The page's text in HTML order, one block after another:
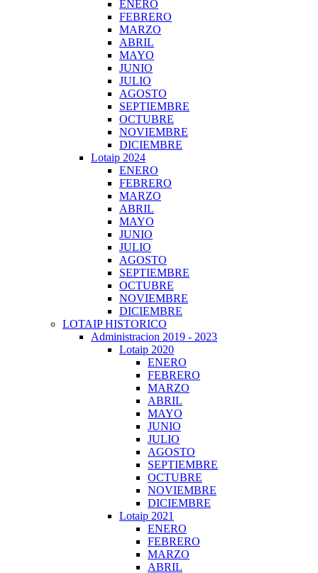
ENERO
FEBRERO
MARZO
ABRIL
MAYO
JUNIO
JULIO
AGOSTO
SEPTIEMBRE
OCTUBRE
NOVIEMBRE
DICIEMBRE
Lotaip 2024
ENERO
FEBRERO
MARZO
ABRIL
MAYO
JUNIO
JULIO
AGOSTO
SEPTIEMBRE
OCTUBRE
NOVIEMBRE
DICIEMBRE
LOTAIP HISTORICO
Administracion 2019 - 2023
Lotaip 2020
ENERO
FEBRERO
MARZO
ABRIL
MAYO
JUNIO
JULIO
AGOSTO
SEPTIEMBRE
OCTUBRE
NOVIEMBRE
DICIEMBRE
Lotaip 2021
ENERO
FEBRERO
MARZO
ABRIL